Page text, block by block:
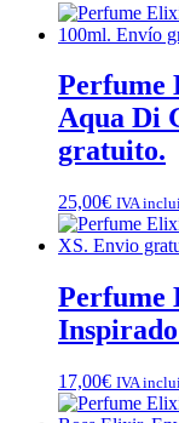
Perfume
Aqua Di
gratuito.
25,00€ IVA
Perfume
17,00€ IVA